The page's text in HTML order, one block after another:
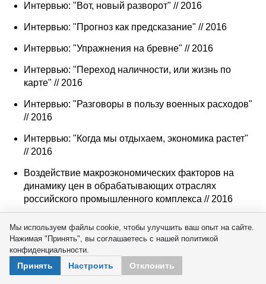
Интервью: "Вот, новый разворот" // 2016
Интервью: "Прогноз как предсказание" // 2016
Интервью: "Упражнения на бревне" // 2016
Интервью: "Переход наличности, или жизнь по
карте" // 2016
Интервью: "Разговоры в пользу военных расходов"
// 2016
Интервью: "Когда мы отдыхаем, экономика растет"
// 2016
Воздействие макроэкономических факторов на
динамику цен в обрабатывающих отраслях
российского промышленного комплекса // 2016
Интервью: «Прогноз в духе братьев Стругацких» //
2016
Интервью: «Рубль на доверии» // 2016
Мы используем файлы cookie, чтобы улучшить ваш опыт на сайте.
Нажимая "Принять", вы соглашаетесь с нашей политикой
конфиденциальности.
Принять Настроить Отклонить